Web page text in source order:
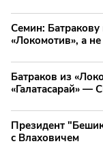
Семин: Батракову
«Локомотив», а
Батраков из
«Галатасарай» —
Президент
с Влаховичем